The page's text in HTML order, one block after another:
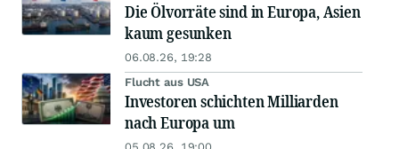
Die Ölvorräte sind in Europa, Asien
kaum gesunken
06.08.26, 19:28
Flucht aus USA
Investoren schichten Milliarden
nach Europa um